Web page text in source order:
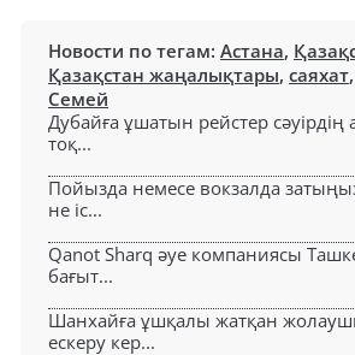
Новости по тегам: Астана,
Қазақстан жаңалықтары, саяхат,
Семей
Дубайға ұшатын рейстер сәуірдің
тоқ...
Пойызда немесе вокзалда
не іс...
Qanot Sharq әуе компаниясы
бағыт...
Шанхайға ұшқалы жатқан
ескеру кер...